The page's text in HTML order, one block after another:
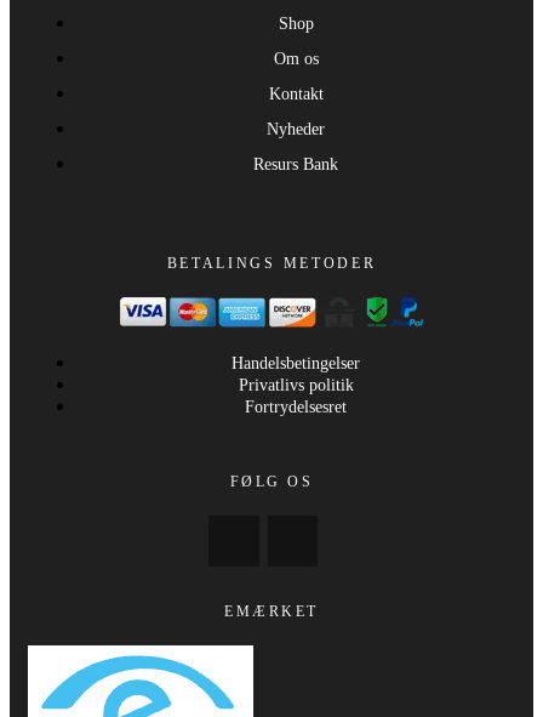
Shop
Om os
Kontakt
Nyheder
Resurs Bank
BETALINGS METODER
Handelsbetingelser
Privatlivs politik
Fortrydelsesret
FØLG OS
EMÆRKET